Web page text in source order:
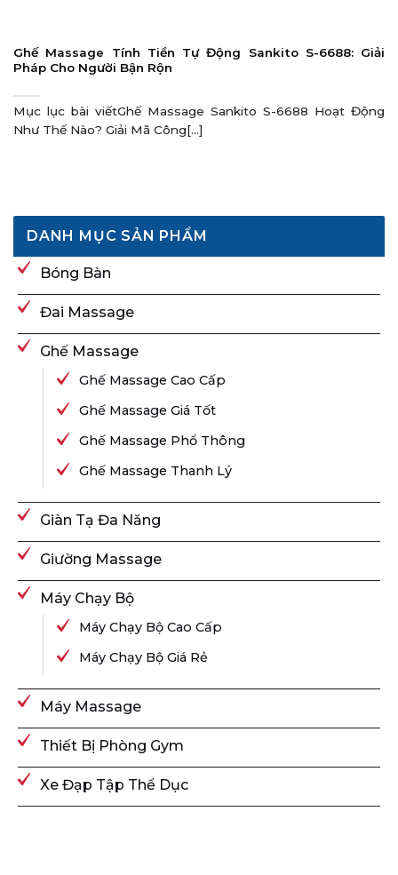
Ghế Massage Tính Tiền Tự Động Sankito S-6688: Giải
Pháp Cho Người Bận Rộn
Mục lục bài viếtGhế Massage Sankito S-6688 Hoạt Động
Như Thế Nào? Giải Mã Công[...]
DANH MỤC SẢN PHẨM
Bóng Bàn
Đai Massage
Ghế Massage
Ghế Massage Cao Cấp
Ghế Massage Giá Tốt
Ghế Massage Phổ Thông
Ghế Massage Thanh Lý
Giàn Tạ Đa Năng
Giường Massage
Máy Chạy Bộ
Máy Chạy Bộ Cao Cấp
Máy Chạy Bộ Giá Rẻ
Máy Massage
Thiết Bị Phòng Gym
Xe Đạp Tập Thể Dục